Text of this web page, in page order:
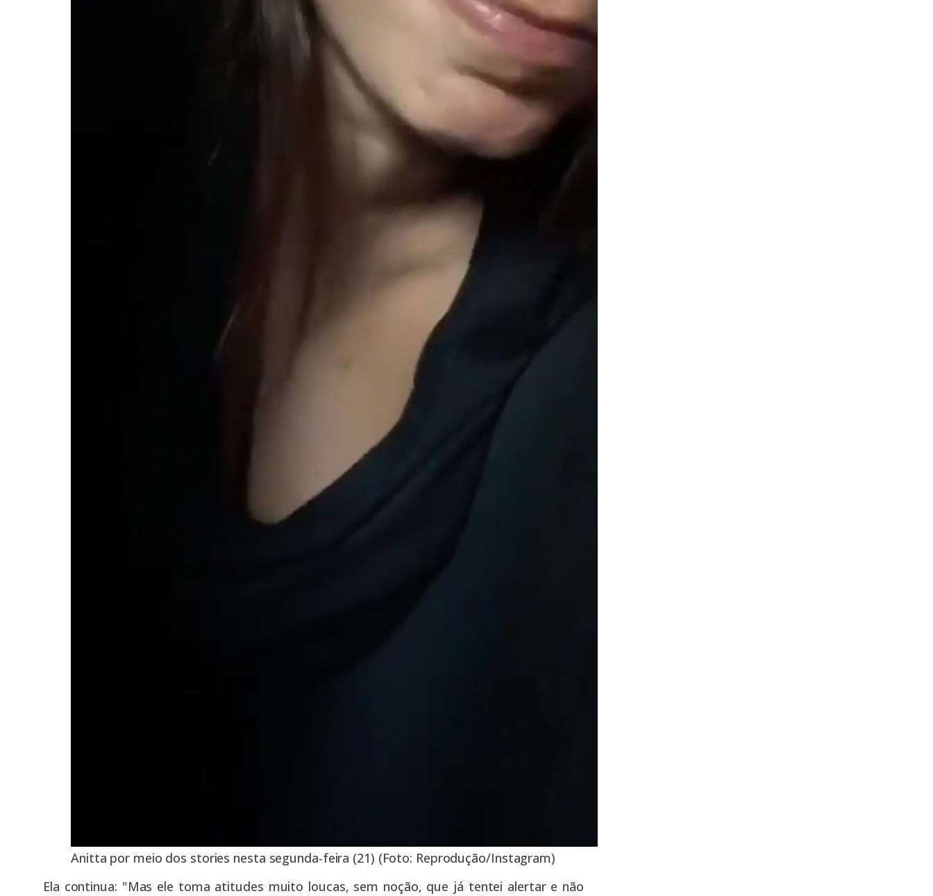
Anitta por meio dos stories nesta segunda-feira (21) (Foto: Reprodução/Instagram)
Ela continua: "Mas ele toma atitudes muito loucas, sem noção, que já tentei alertar e não